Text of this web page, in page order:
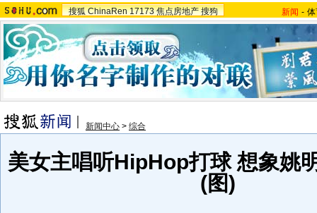
搜狐 ChinaRen 17173 焦点房地产 搜狗 新闻 -
新闻中心 > 综合
美女主唱听HipHop打球 想象姚
(图)